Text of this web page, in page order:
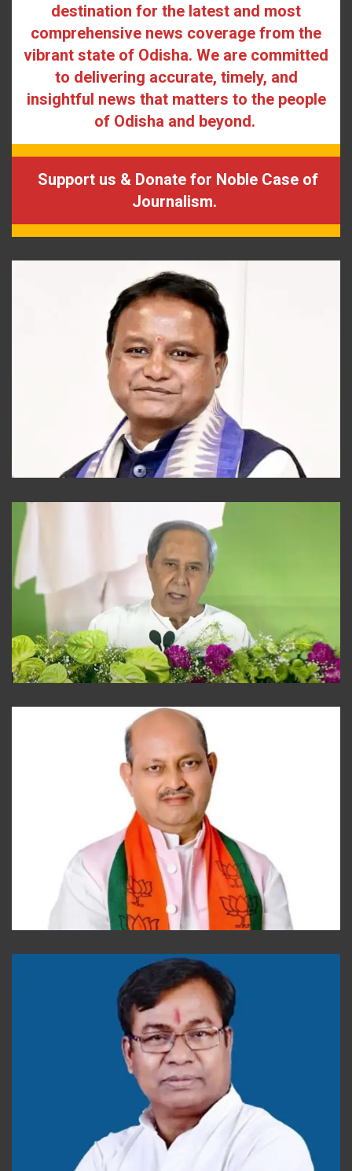
destination for the latest and most
comprehensive news coverage from the
vibrant state of Odisha. We are committed
to delivering accurate, timely, and
insightful news that matters to the people
of Odisha and beyond.
Support us & Donate for Noble Case of
Journalism.